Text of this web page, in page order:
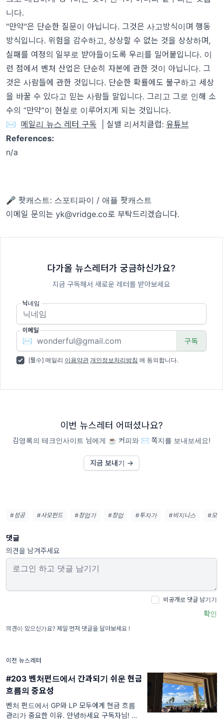
니다.
"만약"은 단순한 질문이 아닙니다. 그것은 사고방식이며 행동
방식입니다. 위험을 감수하고, 상상할 수 없는 것을 상상하며,
실패를 여정의 일부로 받아들이도록 우리를 밀어붙입니다. 이
런 점에서 벤처 산업은 단순히 자본에 관한 것이 아닙니다. 그
것은 사람들에 관한 것입니다. 단순한 확률에도 불구하고 세상
을 바꿀 수 있다고 믿는 사람들 말입니다. 그리고 그로 인해 소
수의 “만약”이 현실로 이루어지게 되는 것입니다.
✉️ 메일리 뉴스 레터 구독 | 실밸 리서치클럽: 유튜브
References:
n/a
🎤 팟캐스트: 스포티파이 / 애플 팟캐스트
이메일 문의는 yk@vridge.co로 부탁드리겠습니다.
다가올 뉴스레터가 궁금하신가요?
지금 구독해서 새로운 레터를 받아보세요
닉네임
이메일
✉️
[필수] 메일리 이용약관 개인정보처리방침 에 동의합니다.
이번 뉴스레터 어떠셨나요?
김영록의 테크인사이트 님에게 ☕️ 커피와 ✉️ 쪽지를 보내보세요!
지금 보내기 →
#성공 #사모펀드 #창업가 #창업 #투자가 #비지니스 #모
댓글
의견을 남겨주세요
비공개로 댓글 남기기
확인
의견이 있으신가요? 제일 먼저 댓글을 달아보세요 !
이전 뉴스레터
#203 벤처펀드에서 간과되기 쉬운 현금
흐름의 중요성
벤처 펀드에서 GP와 LP 모두에게 현금 흐름
관리가 중요한 이유. 안녕하세요 구독자님! 저